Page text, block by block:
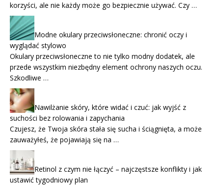
korzyści, ale nie każdy może go bezpiecznie używać. Czy …
Modne okulary przeciwsłoneczne: chronić oczy i
wyglądać stylowo
Okulary przeciwsłoneczne to nie tylko modny dodatek, ale
przede wszystkim niezbędny element ochrony naszych oczu.
Szkodliwe …
Nawilżanie skóry, które widać i czuć: jak wyjść z
suchości bez rolowania i zapychania
Czujesz, że Twoja skóra stała się sucha i ściągnięta, a może
zauważyłeś, że pojawiają się na …
Retinol z czym nie łączyć – najczęstsze konflikty i jak
ustawić tygodniowy plan